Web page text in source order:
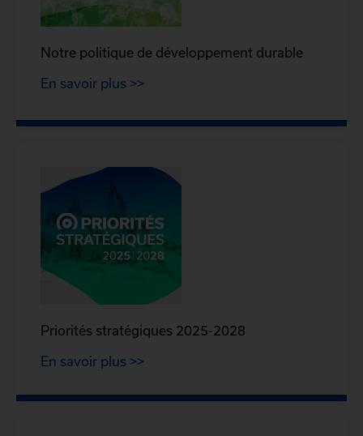
Notre politique de développement durable
En savoir plus >>
Priorités stratégiques 2025-2028
En savoir plus >>